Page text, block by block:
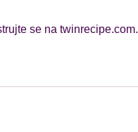
se na twinrecipe.com.